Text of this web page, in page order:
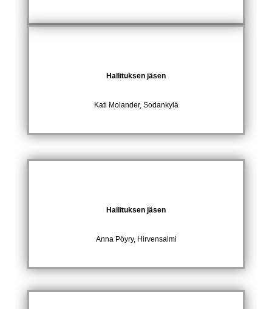
Hallituksen jäsen
Kati Molander, Sodankylä
Hallituksen jäsen
Anna Pöyry, Hirvensalmi